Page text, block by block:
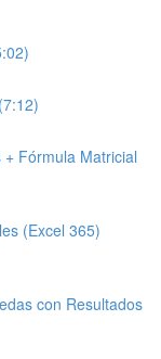
Fórmula Matricial
(Excel 365)
con Resultados